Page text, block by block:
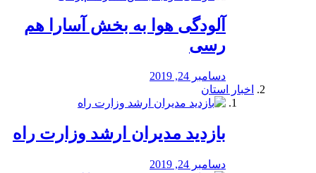
آلودگی هوا به بخش آسارا هم
رسی
دسامبر 24, 2019
اخبار استان
بازدید مدیران ارشد وزارت راه
دسامبر 24, 2019